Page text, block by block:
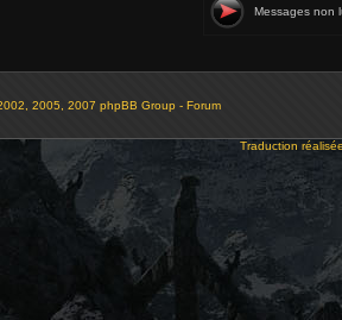
Messages non
2005, 2007 phpBB Group - Forum
Traduction